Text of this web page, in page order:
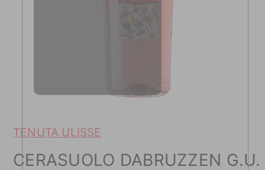
TENUTA ULISSE
CERASUOLO DABRUZZEN G.U.